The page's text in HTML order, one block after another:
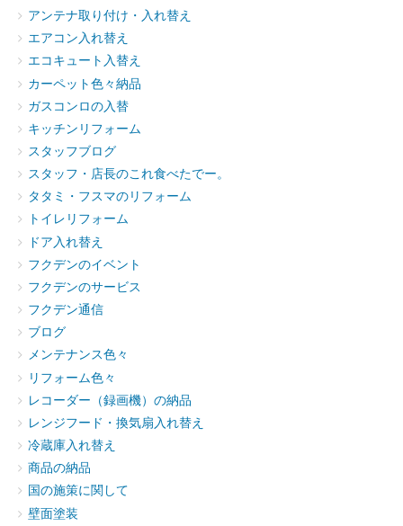
アンテナ取り付け・入れ替え
エアコン入れ替え
エコキュート入替え
カーペット色々納品
ガスコンロの入替
キッチンリフォーム
スタッフブログ
スタッフ・店長のこれ食べたでー。
タタミ・フスマのリフォーム
トイレリフォーム
ドア入れ替え
フクデンのイベント
フクデンのサービス
フクデン通信
ブログ
メンテナンス色々
リフォーム色々
レコーダー（録画機）の納品
レンジフード・換気扇入れ替え
冷蔵庫入れ替え
商品の納品
国の施策に関して
壁面塗装